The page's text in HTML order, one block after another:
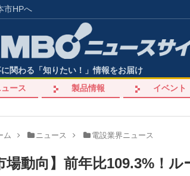
市HPへ
関わる「知りたい！」情報をお届け
ース
製品情報 イベント
ム ニュース 電設業界ニュース
場動向】前年比109.3%！